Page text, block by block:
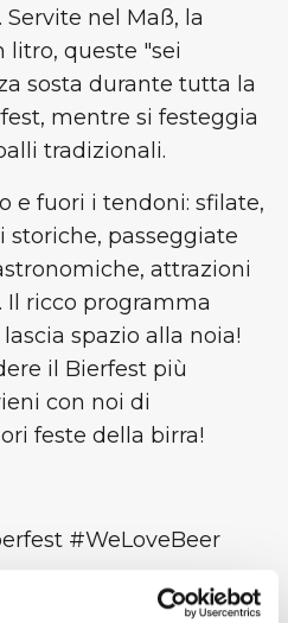
nel Maß, la
litro, queste "sei
sosta durante tutta la
mentre si festeggia
tradizionali.
e fuori i tendoni: sfilate,
storiche, passeggiate
attrazioni
ricco programma
spazio alla noia!
il Bierfest più
con noi di
feste della birra!
#WeLoveBeer